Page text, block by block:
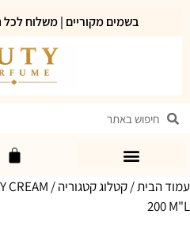
בשמים מקוריים | משלוח
עמוד הבית/קטלוג קטגוריה
CREAM
200 M"L